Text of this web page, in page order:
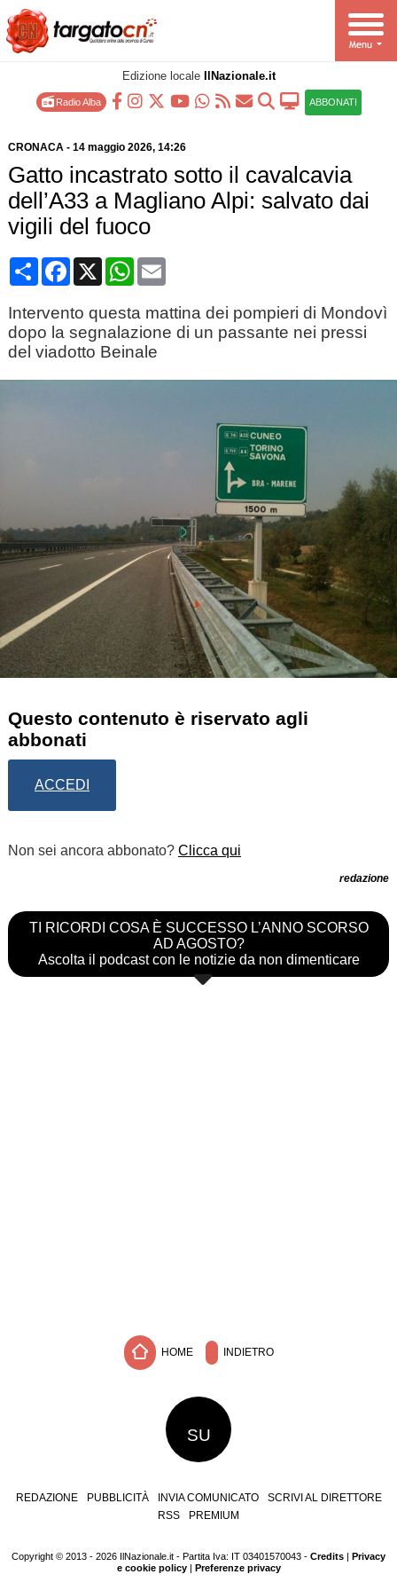
Edizione locale IlNazionale.it
Radio Alba ABBONATI
CRONACA- 14 maggio 2026, 14:26
Gatto incastrato sotto il cavalcavia
dell’A33 a Magliano Alpi: salvato dai
vigili del fuoco
CondividiFacebook
X WhatsApp
Email
Intervento questa mattina dei pompieri di Mondovì
dopo la segnalazione di un passante nei pressi
del viadotto Beinale
Questo contenuto è riservato agli
abbonati
ACCEDI
Non sei ancora abbonato? Clicca qui
redazione
TI RICORDI COSA È SUCCESSO L’ANNO SCORSO
AD AGOSTO?
Ascolta il podcast con le notizie da non dimenticare
HOME INDIETRO
SU
REDAZIONE PUBBLICITÀ INVIA COMUNICATO
SCRIVI AL DIRETTORE
RSS
PREMIUM
Copyright © 2013 - 2026 IlNazionale.it - Partita Iva: IT 03401570043 - Credits | Privacy
e cookie policy| Preferenze privacy